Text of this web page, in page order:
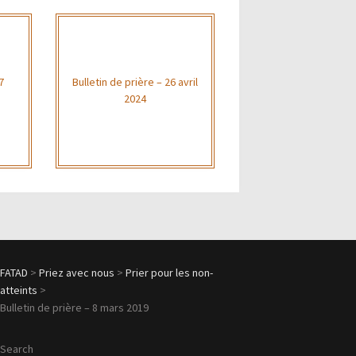
Bulletin de prière – 26 avril
2024
FATAD >Priez avec nous >Prier pour les non-
atteints >
Bulletin de prière – 8 mars 2019
Search